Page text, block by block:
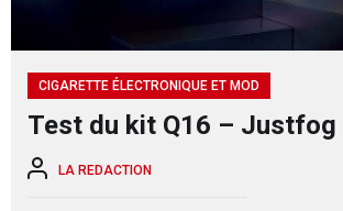
CIGARETTE ÉLECTRONIQUE ET MOD
Test du kit Q16 – Justfog
LA REDACTION